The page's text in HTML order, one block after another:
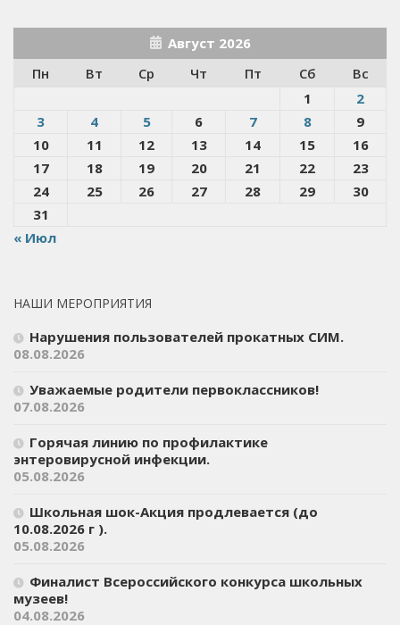
Август 2026
Пн
Вт Ср Чт Пт Сб
Вс
1
2
3
4 5 6 7 8
9
10
11 12 13 14 15
16
17
18 19 20 21 22
23
24
25 26 27 28 29
30
31
« Июл
НАШИ МЕРОПРИЯТИЯ
Нарушения пользователей прокатных СИМ.
08.08.2026
Уважаемые родители первоклассников!
07.08.2026
Горячая линию по профилактике
энтеровирусной инфекции.
05.08.2026
Школьная шок-Акция продлевается (до
10.08.2026 г ).
05.08.2026
Финалист Всероссийского конкурса школьных
музеев!
04.08.2026